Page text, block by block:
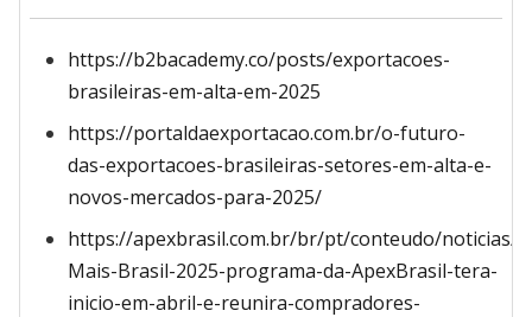
https://b2bacademy.co/posts/exportacoes-
brasileiras-em-alta-em-2025
https://portaldaexportacao.com.br/o-futuro-
das-exportacoes-brasileiras-setores-em-alta-e-
novos-mercados-para-2025/
https://apexbrasil.com.br/br/pt/conteudo/noticias/
Mais-Brasil-2025-programa-da-ApexBrasil-tera-
inicio-em-abril-e-reunira-compradores-